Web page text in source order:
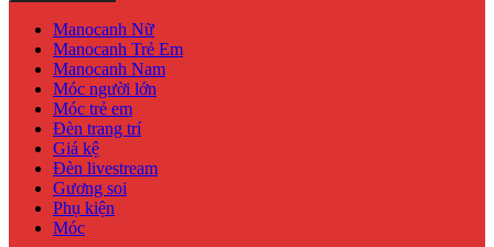
Manocanh Nữ
Manocanh Trẻ Em
Manocanh Nam
Móc người lớn
Móc trẻ em
Đèn trang trí
Giá kệ
Đèn livestream
Gương soi
Phụ kiện
Móc